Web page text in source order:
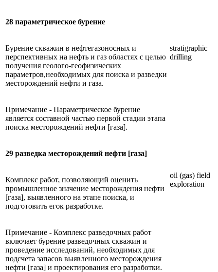
28 параметрическое бурение
stratigraphic
drilling
Бурение скважин в нефтегазоносных и
перспективных на нефть и газ областях с целью
получения геолого-геофизических
параметров,необходимых для поиска и разведки
месторождений нефти и газа.
Примечание - Параметрическое бурение
является составной частью первой стадии этапа
поиска месторождений нефти [газа].
29 разведка месторождений нефти [газа]
oil (gas) field
exploration
Комплекс работ, позволяющий оценить
промышленное значение месторождения нефти
[газа], выявленного на этапе поиска, и
подготовить егок разработке.
Примечание - Комплекс разведочных работ
включает бурение разведочных скважин и
проведение исследований, необходимых для
подсчета запасов выявленного месторождения
нефти [газа] и проектирования его разработки.